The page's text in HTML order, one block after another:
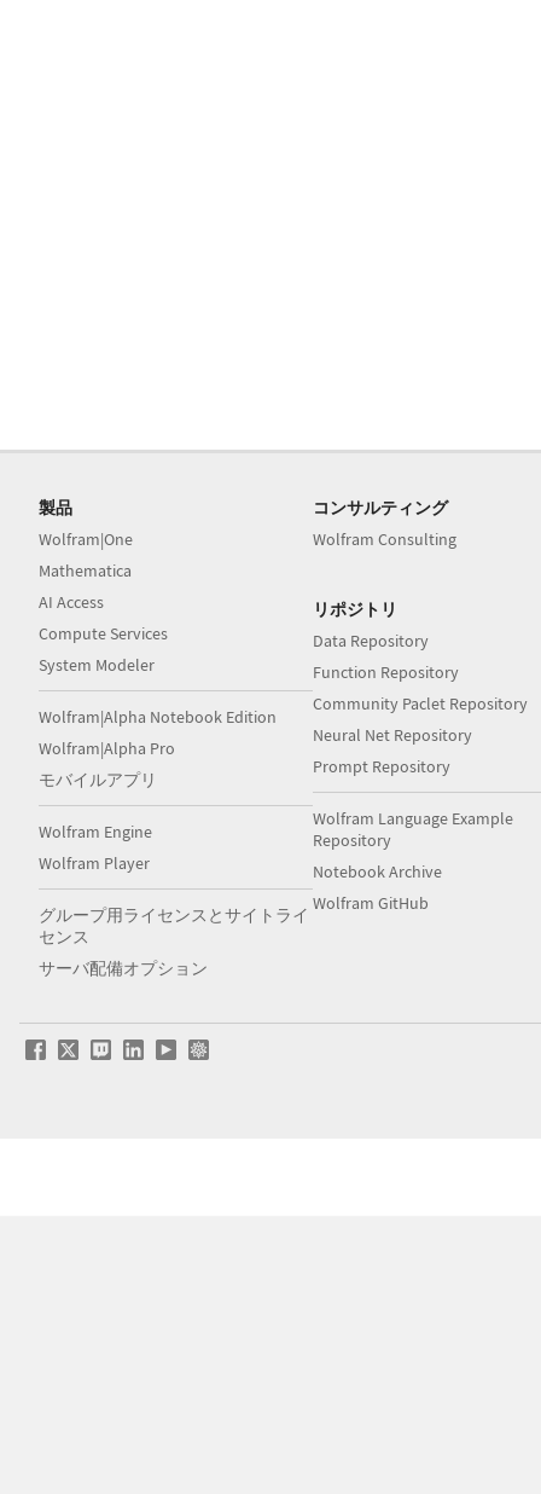
製品
Wolfram|One
Mathematica
AI Access
Compute Services
System Modeler
Wolfram|Alpha Notebook Edition
Wolfram|Alpha Pro
モバイルアプリ
Wolfram Engine
Wolfram Player
グループ用ライセンスとサイトライ
センス
サーバ配備オプション
コンサルティング
Wolfram Consulting
リポジトリ
Data Repository
Function Repository
Community Paclet Repository
Neural Net Repository
Prompt Repository
Wolfram Language Example
Repository
Notebook Archive
Wolfram GitHub